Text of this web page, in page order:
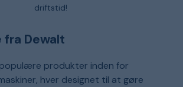
driftstid!
Dewalt
produkter inden for
hver designet til at gøre